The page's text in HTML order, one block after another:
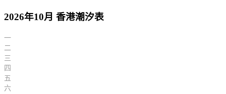
2026年10月 香港潮汐表
一
二
三
四
五
六